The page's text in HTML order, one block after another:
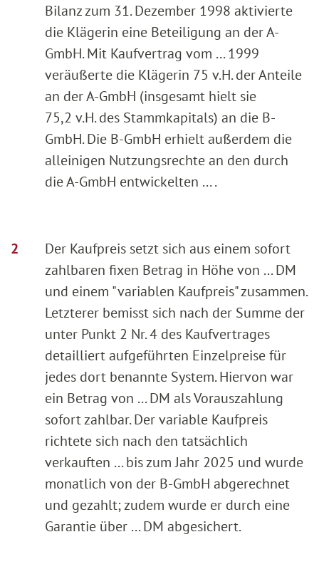
Bilanz zum 31. Dezember 1998 aktivierte
die Klägerin eine Beteiligung an der A-
GmbH. Mit Kaufvertrag vom ... 1999
veräußerte die Klägerin 75 v.H. der Anteile
an der A-GmbH (insgesamt hielt sie
75,2 v.H. des Stammkapitals) an die B-
GmbH. Die B-GmbH erhielt außerdem die
alleinigen Nutzungsrechte an den durch
die A-GmbH entwickelten ... .
Der Kaufpreis setzt sich aus einem sofort
zahlbaren fixen Betrag in Höhe von ... DM
und einem "variablen Kaufpreis" zusammen.
Letzterer bemisst sich nach der Summe der
unter Punkt 2 Nr. 4 des Kaufvertrages
detailliert aufgeführten Einzelpreise für
jedes dort benannte System. Hiervon war
ein Betrag von ... DM als Vorauszahlung
sofort zahlbar. Der variable Kaufpreis
richtete sich nach den tatsächlich
verkauften ... bis zum Jahr 2025 und wurde
monatlich von der B-GmbH abgerechnet
und gezahlt; zudem wurde er durch eine
Garantie über ... DM abgesichert.